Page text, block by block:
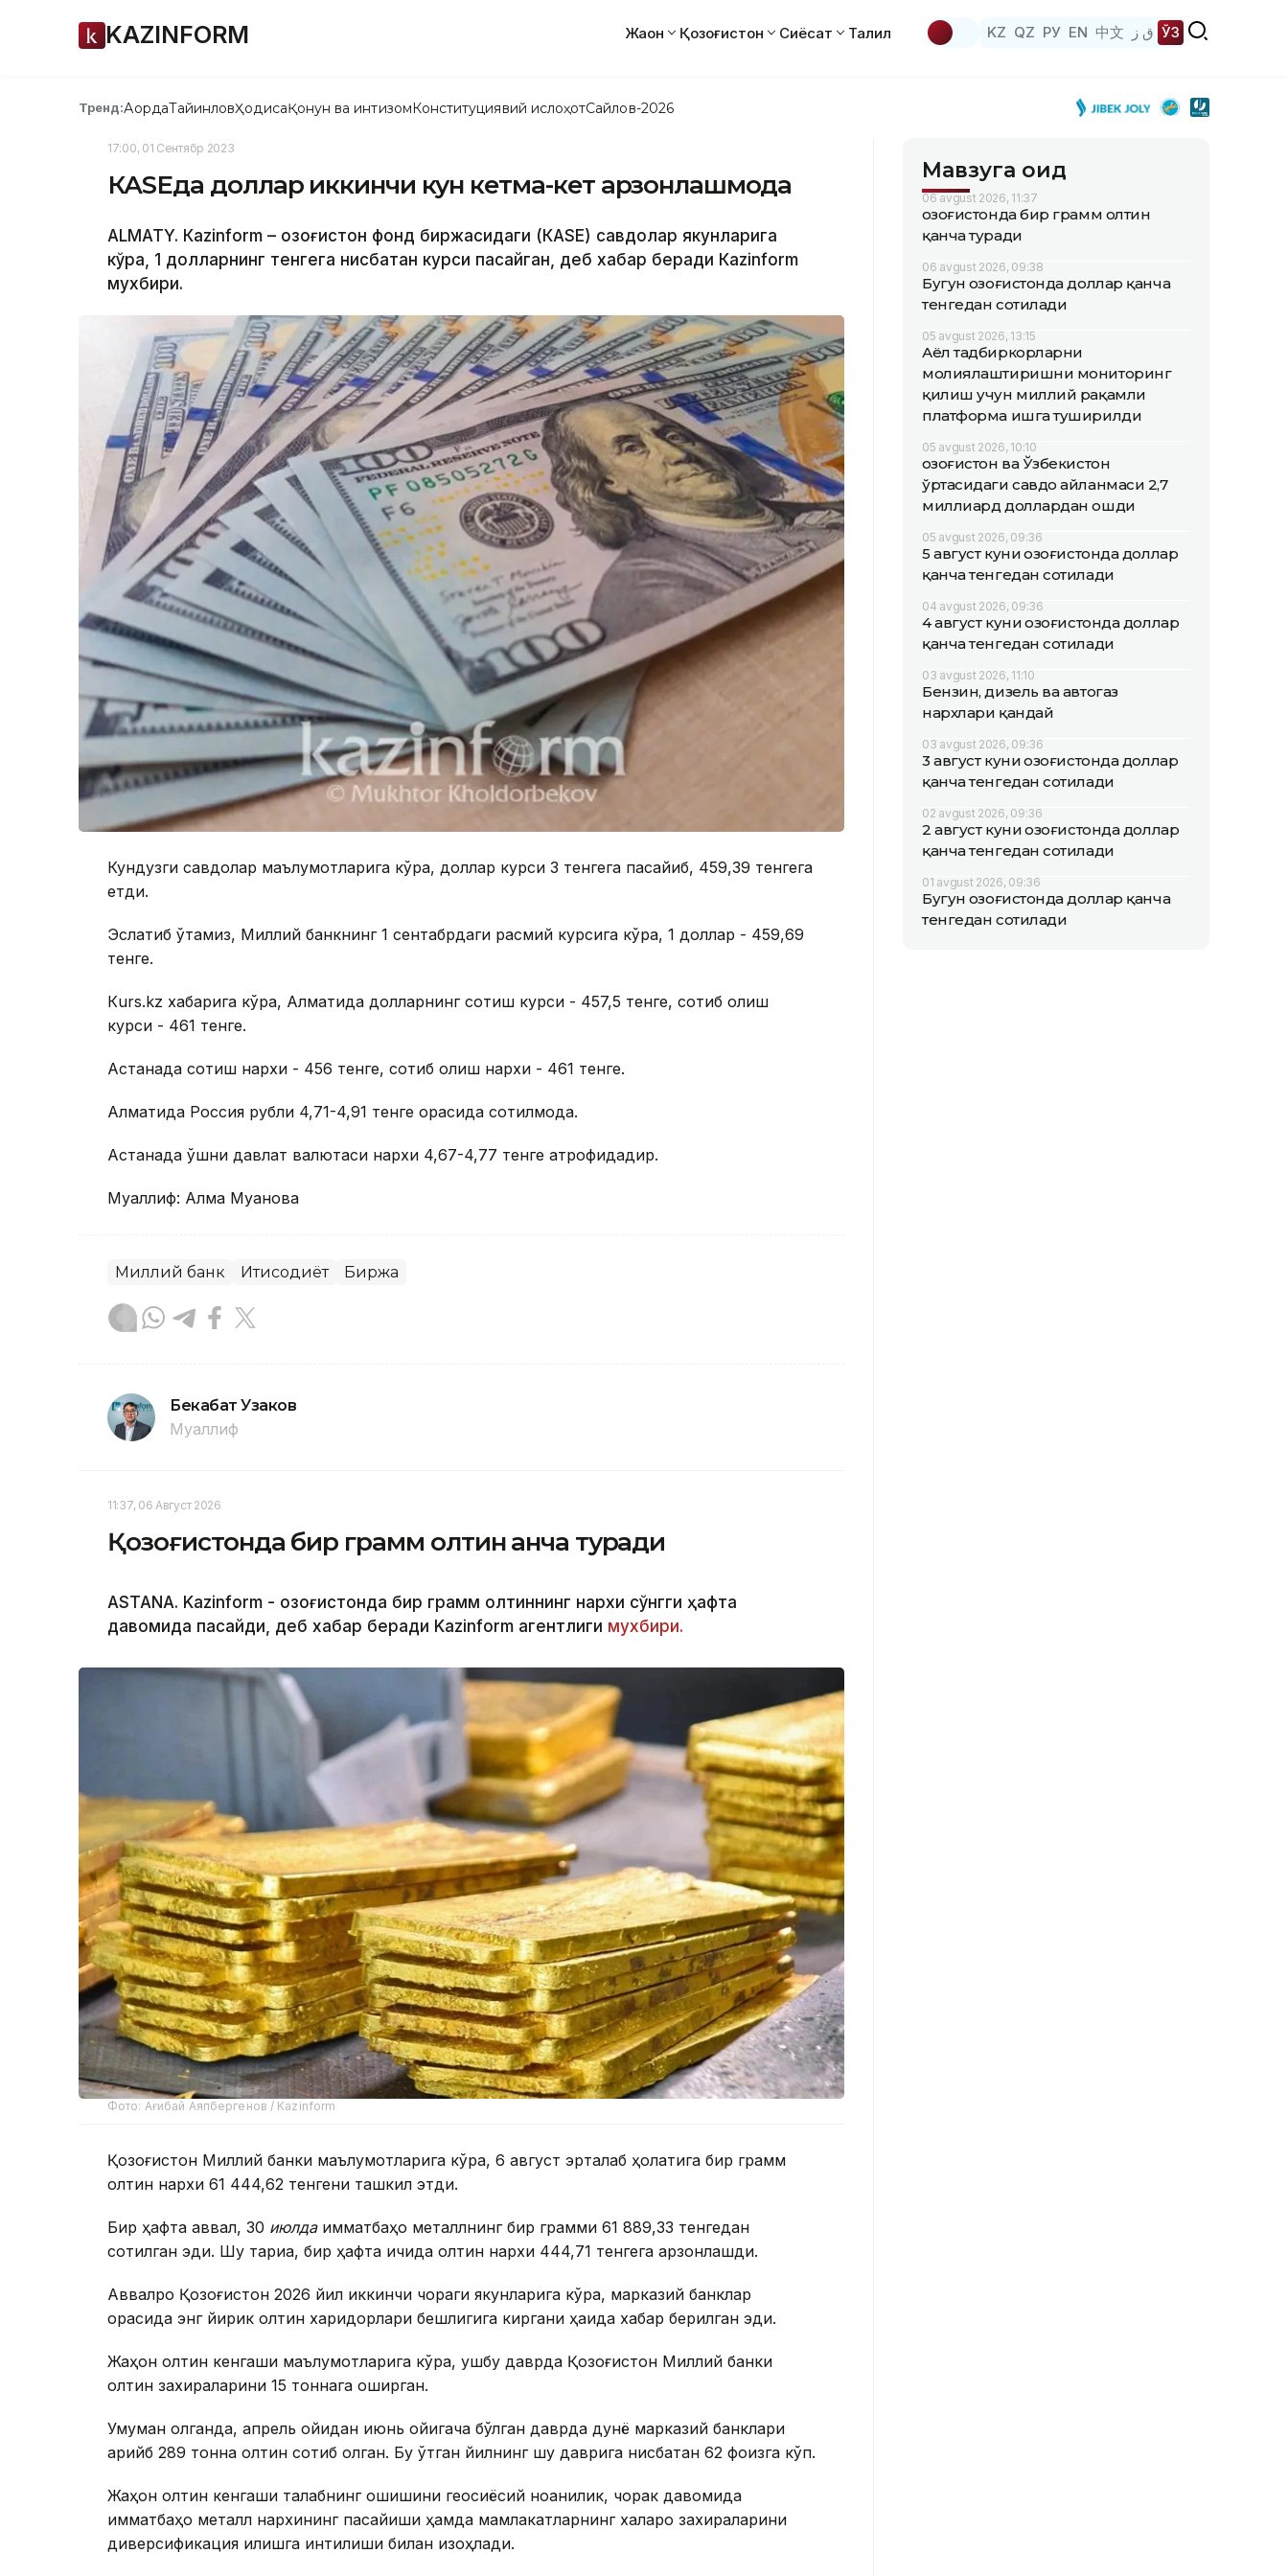
KAZINFORM Жаҳон Қозоғистон Сиёсат Таҳлил KZ QZ РУ EN 中文 ق ز ЎЗ
Тренд:АқордаТайинловҲодисаҚонун ва интизомКонституциявий ислоҳотСайлов-2026
17:00, 01 Сентябр 2023
КАSЕда доллар иккинчи кун кетма-кет арзонлашмоқда
ALMATY. Кazinform – Қозоғистон фонд биржасидаги (КАSЕ) савдолар якунларига
кўра, 1 долларнинг тенгега нисбатан курси пасайган, деб хабар беради Кazinform
мухбири.
Кундузги савдолар маълумотларига кўра, доллар курси 3 тенгега пасайиб, 459,39 тенгега
етди.
Эслатиб ўтамиз, Миллий банкнинг 1 сентабрдаги расмий курсига кўра, 1 доллар - 459,69
тенге.
Кurs.kz хабарига кўра, Алматида долларнинг сотиш курси - 457,5 тенге, сотиб олиш
курси - 461 тенге.
Астанада сотиш нархи - 456 тенге, сотиб олиш нархи - 461 тенге.
Алматида Россия рубли 4,71-4,91 тенге орасида сотилмоқда.
Астанада қўшни давлат валютаси нархи 4,67-4,77 тенге атрофидадир.
Муаллиф: Алма Муқанова
Миллий банк Иқтисодиёт Биржа
Бекабат Узаков
Муаллиф
11:37, 06 Август 2026
Қозоғистонда бир грамм олтин қанча туради
ASTANA. Kazinform - Қозоғистонда бир грамм олтиннинг нархи сўнгги ҳафта
давомида пасайди, деб хабар беради Kazinform агентлиги мухбири.
Фото: Ағибай Аяпбергенов / Kazinform
Қозоғистон Миллий банки маълумотларига кўра, 6 август эрталаб ҳолатига бир грамм
олтин нархи 61 444,62 тенгени ташкил этди.
Бир ҳафта аввал, 30 июлдақимматбаҳо металлнинг бир грамми 61 889,33 тенгедан
сотилган эди. Шу тариқа, бир ҳафта ичида олтин нархи 444,71 тенгега арзонлашди.
Аввалроқ Қозоғистон 2026 йил иккинчи чораги якунларига кўра, марказий банклар
орасида энг йирик олтин харидорлари бешлигига киргани ҳақида хабар берилган эди.
Жаҳон олтин кенгаши маълумотларига кўра, ушбу даврда Қозоғистон Миллий банки
олтин захираларини 15 тоннага оширган.
Умуман олганда, апрель ойидан июнь ойигача бўлган даврда дунё марказий банклари
қарийб 289 тонна олтин сотиб олган. Бу ўтган йилнинг шу даврига нисбатан 62 фоизга кўп.
Жаҳон олтин кенгаши талабнинг ошишини геосиёсий ноаниқлик, чорак давомида
қимматбаҳо металл нархининг пасайиши ҳамда мамлакатларнинг халқаро захираларини
диверсификация қилишга интилиши билан изоҳлади.
Мавзуга оид
06 avgust 2026, 11:37
Қозоғистонда бир грамм олтин
қанча туради
06 avgust 2026, 09:38
Бугун Қозоғистонда доллар қанча
тенгедан сотилади
05 avgust 2026, 13:15
Аёл тадбиркорларни
молиялаштиришни мониторинг
қилиш учун миллий рақамли
платформа ишга туширилди
05 avgust 2026, 10:10
Қозоғистон ва Ўзбекистон
ўртасидаги савдо айланмаси 2,7
миллиард доллардан ошди
05 avgust 2026, 09:36
5 август куни Қозоғистонда доллар
қанча тенгедан сотилади
04 avgust 2026, 09:36
4 август куни Қозоғистонда доллар
қанча тенгедан сотилади
03 avgust 2026, 11:10
Бензин, дизель ва автогаз
нархлари қандай
03 avgust 2026, 09:36
3 август куни Қозоғистонда доллар
қанча тенгедан сотилади
02 avgust 2026, 09:36
2 август куни Қозоғистонда доллар
қанча тенгедан сотилади
01 avgust 2026, 09:36
Бугун Қозоғистонда доллар қанча
тенгедан сотилади